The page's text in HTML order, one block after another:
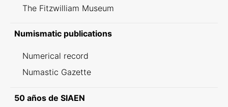
The Fitzwilliam Museum
Numismatic publications
Numerical record
Numastic Gazette
50 años de SIAEN